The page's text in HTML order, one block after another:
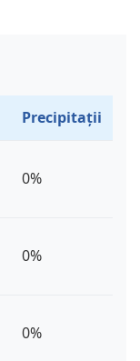
Precipitații
0%
0%
0%